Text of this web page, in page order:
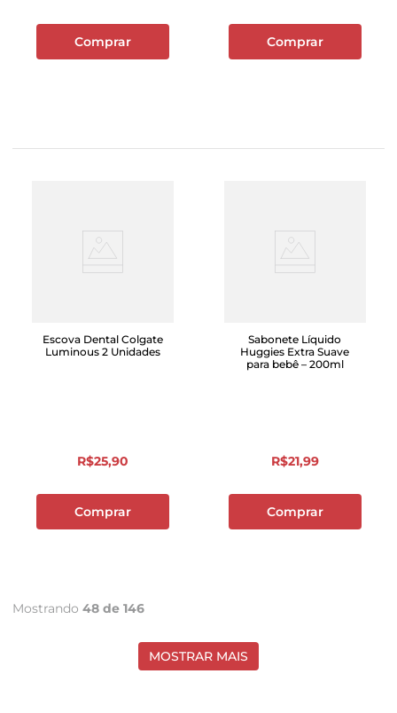
Comprar Comprar
Escova Dental Colgate
Luminous 2 Unidades
R$25,90
Comprar
Sabonete Líquido
Huggies Extra Suave
para bebê – 200ml
R$21,99
Comprar
Mostrando 48 de 146
MOSTRAR MAIS